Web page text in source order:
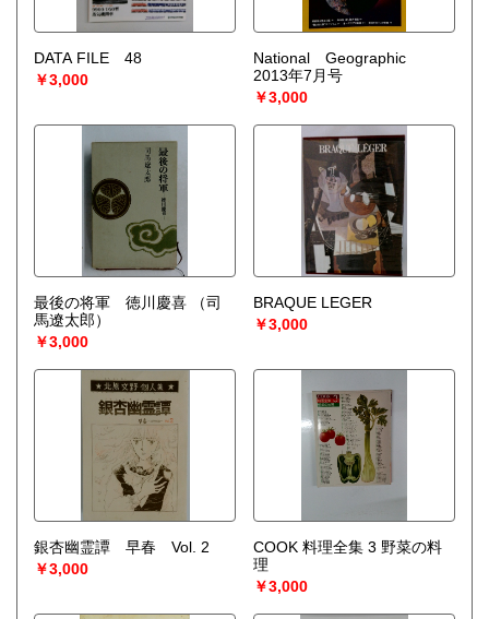
DATA FILE 48
￥3,000
National Geographic
2013年7月号
￥3,000
最後の将軍 徳川慶喜
（司
馬遼太郎）
￥3,000
BRAQUE LEGER
￥3,000
銀杏幽霊譚 早春 Vol. 2
￥3,000
COOK 料理全集 3 野菜の料
理
￥3,000